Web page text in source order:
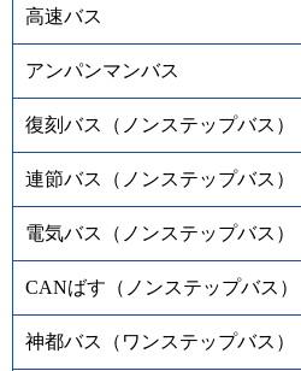
高速バス
アンパンマンバス
復刻バス（ノンステップバス）
連節バス（ノンステップバス）
電気バス（ノンステップバス）
CANばす（ノンステップバス）
神都バス（ワンステップバス）